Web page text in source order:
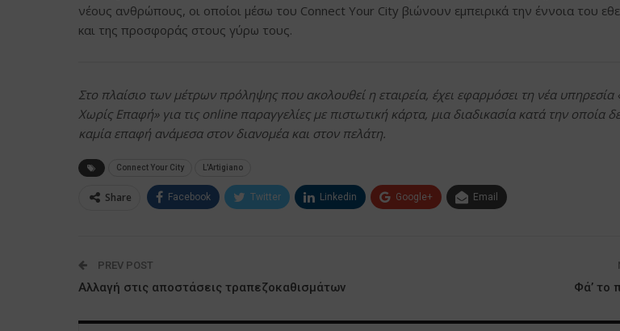
νέους ανθρώπους, οι οποίοι μέσω του Connect Your City βιώνουν εμπειρικά την έννοια του
και της προσφοράς στους γύρω τους.
Στο πλαίσιο των μέτρων πρόληψης που ακολουθεί η εταιρεία, έχει εφαρμόσει τη νέα
Χωρίς Επαφή» για τις onlineπαραγγελίες με πιστωτική κάρτα, μια διαδικασία κατά την οποία
καμία επαφή ανάμεσα στον διανομέα και στον πελάτη.
Connect Your City L'Artigiano
Share Facebook Twitter Linkedin Google+ Email
PREV POST
Αλλαγή στις αποστάσεις τραπεζοκαθισμάτων Φά’ το